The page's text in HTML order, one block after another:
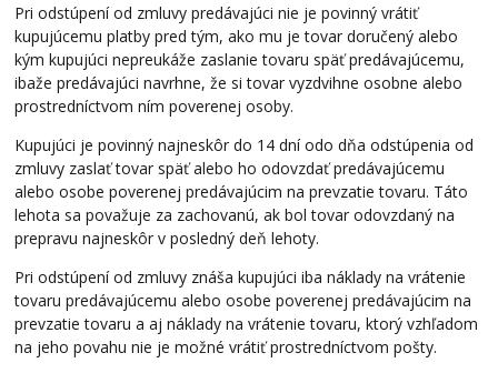
Pri odstúpení od zmluvy predávajúci nie je povinný vrátiť
kupujúcemu platby pred tým, ako mu je tovar doručený alebo
kým kupujúci nepreukáže zaslanie tovaru späť predávajúcemu,
ibaže predávajúci navrhne, že si tovar vyzdvihne osobne alebo
prostredníctvom ním poverenej osoby.
Kupujúci je povinný najneskôr do 14 dní odo dňa odstúpenia od
zmluvy zaslať tovar späť alebo ho odovzdať predávajúcemu
alebo osobe poverenej predávajúcim na prevzatie tovaru. Táto
lehota sa považuje za zachovanú, ak bol tovar odovzdaný na
prepravu najneskôr v posledný deň lehoty.
Pri odstúpení od zmluvy znáša kupujúci iba náklady na vrátenie
tovaru predávajúcemu alebo osobe poverenej predávajúcim na
prevzatie tovaru a aj náklady na vrátenie tovaru, ktorý vzhľadom
na jeho povahu nie je možné vrátiť prostredníctvom pošty.